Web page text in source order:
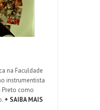
na Faculdade
instrumentista
Preto como
+ SAIBA MAIS